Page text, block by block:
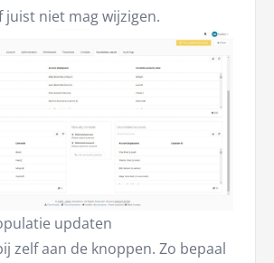
juist niet mag wijzigen.
updaten
zelf aan de knoppen. Zo bepaal